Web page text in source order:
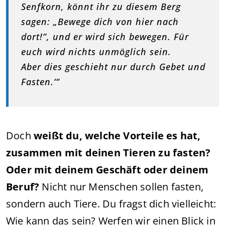
Senfkorn, könnt ihr zu diesem Berg
sagen: „Bewege dich von hier nach
dort!“, und er wird sich bewegen. Für
euch wird nichts unmöglich sein.
Aber dies geschieht nur durch Gebet und
Fasten.‘“
Doch weißt du, welche Vorteile es hat,
zusammen mit deinen Tieren zu fasten?
Oder mit deinem Geschäft oder deinem
Beruf? Nicht nur Menschen sollen fasten,
sondern auch Tiere. Du fragst dich vielleicht:
Wie kann das sein? Werfen wir einen Blick in